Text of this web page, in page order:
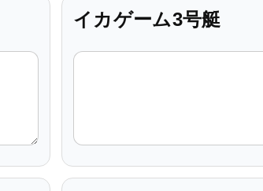
イカゲーム3号艇